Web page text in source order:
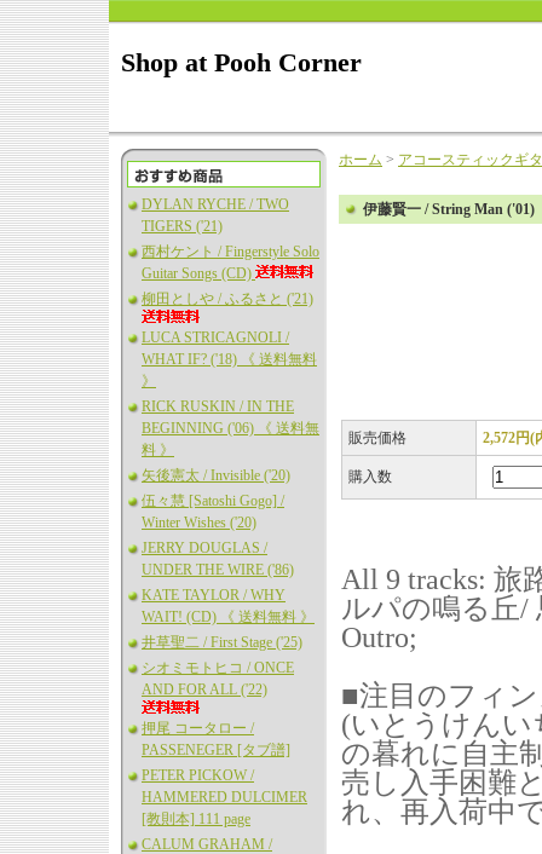
Shop at Pooh Corner
DYLAN RYCHE / TWO
TIGERS ('21)
西村ケント / Fingerstyle Solo
Guitar Songs (CD)
柳田としや / ふるさと ('21)
LUCA STRICAGNOLI /
WHAT IF? ('18) 《 送料無料
》
RICK RUSKIN / IN THE
BEGINNING ('06) 《 送料無
料 》
矢後憲太 / Invisible ('20)
伍々慧 [Satoshi Gogo] /
Winter Wishes ('20)
JERRY DOUGLAS /
UNDER THE WIRE ('86)
KATE TAYLOR / WHY
WAIT! (CD) 《 送料無料 》
井草聖二 / First Stage ('25)
シオミモトヒコ / ONCE
AND FOR ALL ('22)
押尾 コータロー /
PASSENEGER [タブ譜]
PETER PICKOW /
HAMMERED DULCIMER
[教則本] 111 page
CALUM GRAHAM /
ホーム > アコースティックギ
伊藤賢一 / String Man ('01)
販売価格 2,572円(
購入数
All 9 tracks: 旅
ルパの鳴る丘/
Outro;
■注目のフィ
(いとうけんい
の暮れに自主
売し入手困難
れ、再入荷中